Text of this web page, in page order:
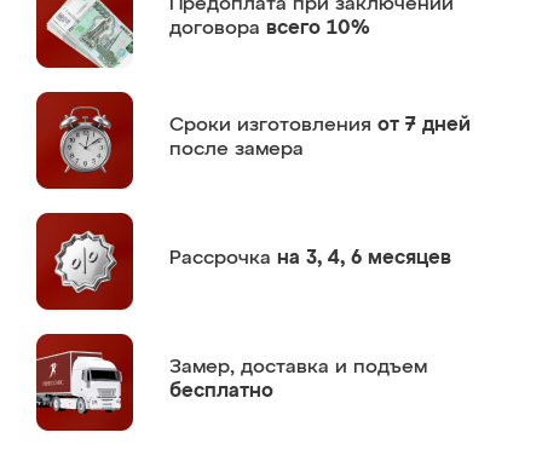
Предоплата при заключении
договора всего 10%
Сроки изготовления от 7 дней
после замера
Рассрочка на 3, 4, 6 месяцев
Замер, доставка и подъем
бесплатно